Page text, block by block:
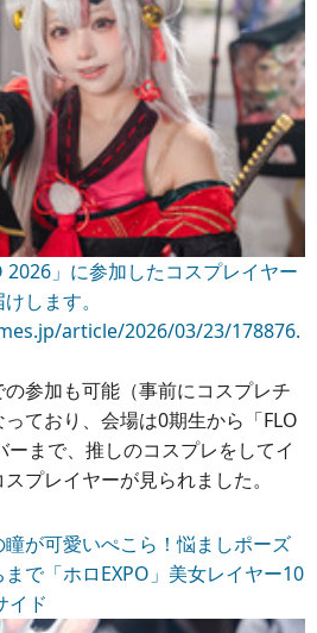
2026」に参加したコスプレイヤー
します。
article/2026/03/23/178876.
参加も可能（事前にコスプレチ
ており、会場は0期生から「FLO
まで、推しのコスプレをしてイ
プレイヤーが見られました。
瞳が可愛いぺこら！悩ましポーズ
で「ホロEXPO」美女レイヤー10
イド